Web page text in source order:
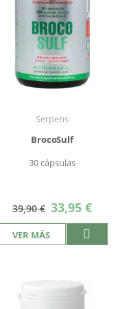
Serpens
BrocoSulf
30 cápsulas
39,90 € Precio
especial
33,95 €
VER MÁS